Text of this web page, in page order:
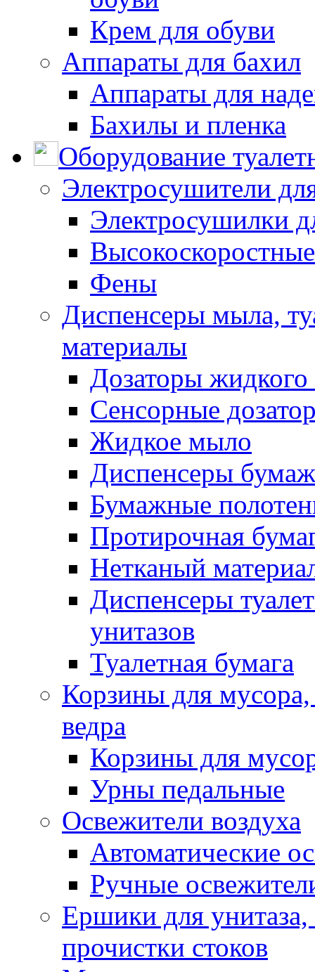
Крем для обуви
Аппараты для бахил
Аппараты для
Бахилы и пленка
Оборудование
Электросушители
Электросушилки
Фены
Диспенсеры мыла,
материалы
Дозаторы
Сенсорные
Жидкое мыло
Диспенсеры
Бумажные
Протирочная
Нетканый
Диспенсеры
унитазов
Туалетная бумага
Корзины для
ведра
Корзины для
Урны педальные
Освежители воздуха
Автоматические
Ручные
Ершики для
прочистки стоков